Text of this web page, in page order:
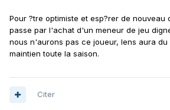
Pour ?tre optimiste et esp?rer de nouveau
passe par l'achat d'un meneur de jeu
nous n'aurons pas ce joueur, lens aura du
maintien toute la saison.
Citer